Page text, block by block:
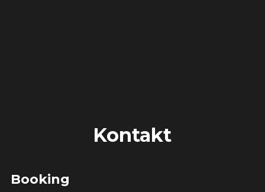
Kontakt
Booking